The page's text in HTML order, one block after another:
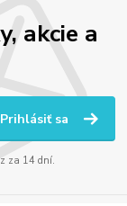
akcie a
Prihlásiť sa
za 14 dní.